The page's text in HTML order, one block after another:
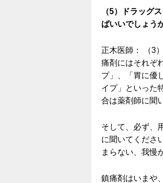
（5）ドラッグ
ばいいでしょう
正木医師： （3
痛剤にはそれぞ
プ」、「胃に優
イプ」といった
合は薬剤師に聞
そして、必ず、
に聞いてくださ
まらない、我慢
鎮痛剤はいまや